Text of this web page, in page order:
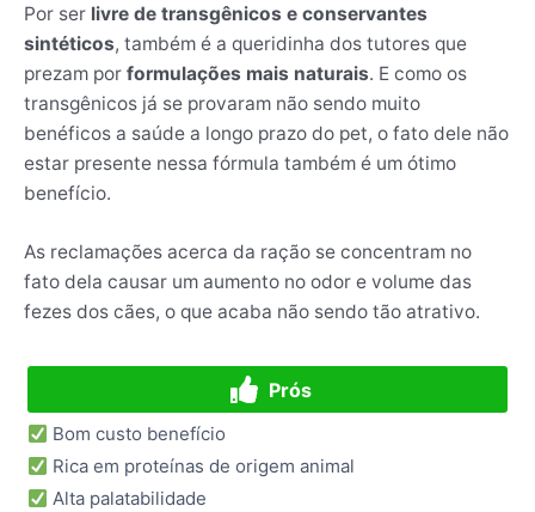
Por ser livre de transgênicos e conservantes
sintéticos, também é a queridinha dos tutores que
prezam por formulações mais naturais. E como os
transgênicos já se provaram não sendo muito
benéficos a saúde a longo prazo do pet, o fato dele não
estar presente nessa fórmula também é um ótimo
benefício.
As reclamações acerca da ração se concentram no
fato dela causar um aumento no odor e volume das
fezes dos cães, o que acaba não sendo tão atrativo.
Prós
Bom custo benefício
Rica em proteínas de origem animal
Alta palatabilidade